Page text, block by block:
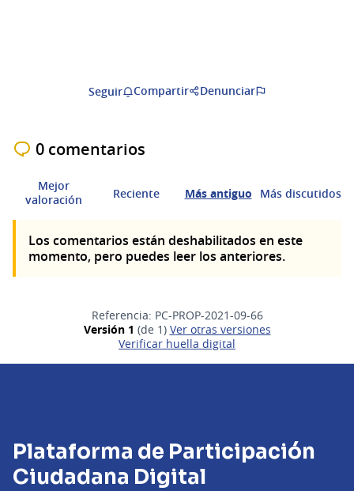
Seguir Compartir Denunciar
0 comentarios
Mejor
valoración
Reciente Más antiguo Más discutidos
Los comentarios están deshabilitados en este
momento, pero puedes leer los anteriores.
Referencia: PC-PROP-2021-09-66
Versión 1 (de 1)
ver otras versiones
Verificar huella digital
Plataforma de Participación
Ciudadana Digital